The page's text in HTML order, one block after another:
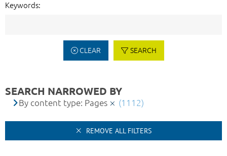
Keywords:
CLEAR SEARCH
SEARCH NARROWED BY
By content type: Pages (1112)
REMOVE ALL FILTERS